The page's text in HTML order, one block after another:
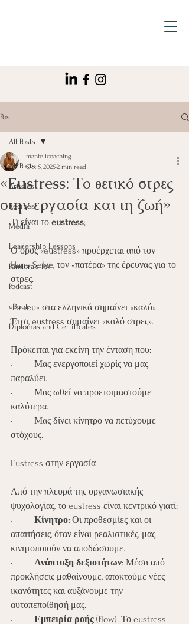
Post
All Posts
Articles
Recipes
Media
Leadership Lessons
Pandora's PoV
Podcast
eBook
Diplomas and Certificates
All Posts
«Eustress: Το θετικό στρες
στην εργασία και τη ζωή»
mantelicoaching
Oct 5, 20252 min read
Τι είναι το eustress;
Ο όρος «eustress» προέρχεται από τον
Hans Selye, τον «πατέρα» της έρευνας για το
στρες.
Το «eu» στα ελληνικά σημαίνει «καλό».
Έτσι, eustress σημαίνει «καλό στρες».
Πρόκειται για εκείνη την ένταση που:
•	Μας ενεργοποιεί χωρίς να μας
παραλύει.
•	Μας ωθεί να προετοιμαστούμε
καλύτερα.
•	Μας δίνει κίνητρο να πετύχουμε
στόχους.
Eustress στην εργασία
Από την πλευρά της οργανωσιακής
ψυχολογίας, το eustress είναι κεντρικό γιατί:
Κίνητρο: Οι προθεσμίες και οι
απαιτήσεις, όταν είναι ρεαλιστικές, μας
κινητοποιούν να αποδώσουμε.
Ανάπτυξη δεξιοτήτων: Μέσα από
προκλήσεις μαθαίνουμε, αποκτούμε νέες
ικανότητες και αυξάνουμε την
αυτοπεποίθησή μας.
Εμπειρία ροής (flow): Το eustress